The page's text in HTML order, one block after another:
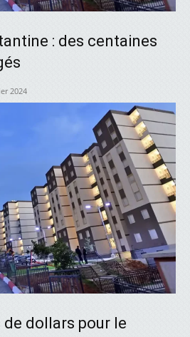
: des centaines
2024
dollars pour le